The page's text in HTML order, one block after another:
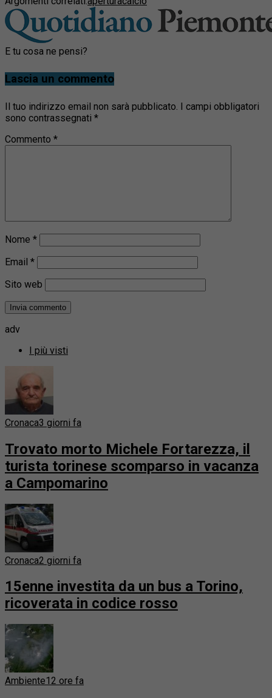
E tu cosa ne pensi?
Lascia un commento
Il tuo indirizzo email non sarà pubblicato. I campi obbligatori
sono contrassegnati *
Commento *
Nome *
Email *
Sito web
adv
I più visti
Cronaca3 giorni fa
Trovato morto Michele Fortarezza, il
turista torinese scomparso in vacanza
a Campomarino
Cronaca2 giorni fa
15enne investita da un bus a Torino,
ricoverata in codice rosso
Ambiente12 ore fa